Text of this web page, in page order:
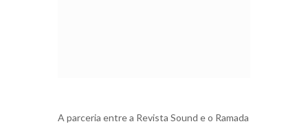
A parceria entre a Revista Sound e o Ramada